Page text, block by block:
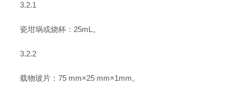
3.2.1
瓷坩埚或烧杯：25mL。
3.2.2
载物玻片：75 mm×25 mm×1mm。